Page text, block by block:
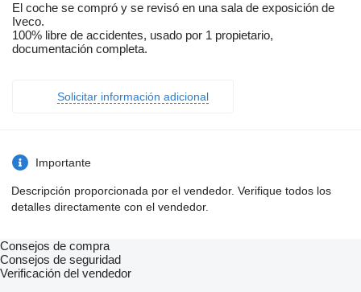
El coche se compró y se revisó en una sala de exposición de
Iveco.
100% libre de accidentes, usado por 1 propietario,
documentación completa.
Solicitar información adicional
Importante
Descripción proporcionada por el vendedor. Verifique todos los
detalles directamente con el vendedor.
Consejos de compra
Consejos de seguridad
Verificación del vendedor